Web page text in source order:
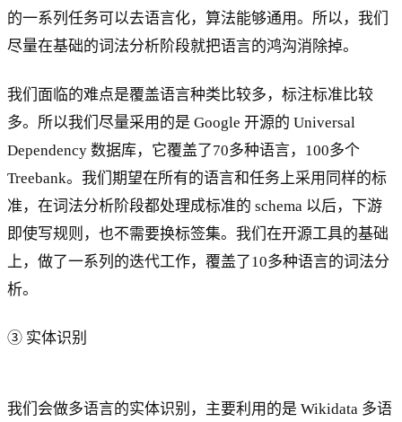
的一系列任务可以去语言化，算法能够通用。所以，我们
尽量在基础的词法分析阶段就把语言的鸿沟消除掉。
我们面临的难点是覆盖语言种类比较多，标注标准比较
多。所以我们尽量采用的是 Google 开源的 Universal
Dependency 数据库，它覆盖了70多种语言，100多个
Treebank。我们期望在所有的语言和任务上采用同样的标
准，在词法分析阶段都处理成标准的 schema 以后，下游
即使写规则，也不需要换标签集。我们在开源工具的基础
上，做了一系列的迭代工作，覆盖了10多种语言的词法分
析。
③ 实体识别
我们会做多语言的实体识别，主要利用的是 Wikidata 多语